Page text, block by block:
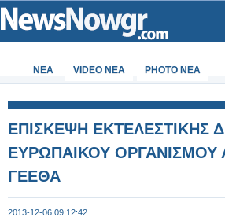
ΝΕΑ VIDEO NEA PHOTO NEA
ΕΠΙΣΚΕΨΗ ΕΚΤΕΛΕΣΤΙΚΗΣ
ΕΥΡΩΠΑΙΚΟΥ ΟΡΓΑΝΙΣΜΟΥ
ΓΕΕΘΑ
2013-12-06 09:12:42